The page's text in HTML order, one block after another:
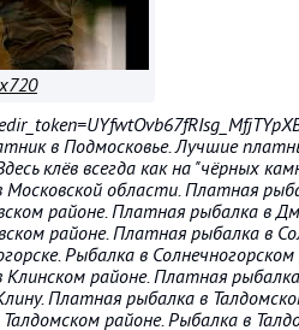
в Подмосковье. Лучшие
клёв всегда как на "чёрных
области. Платная
районе. Платная рыбалка в
районе. Платная рыбалка в
Рыбалка в
районе. Платная
Платная рыбалка в
районе. Рыбалка в